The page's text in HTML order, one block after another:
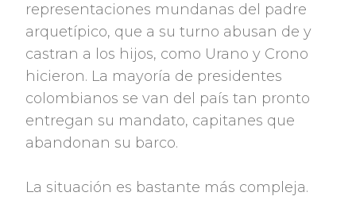
representaciones mundanas del padre
arquetípico, que a su turno abusan de y
castran a los hijos, como Urano y Crono
hicieron. La mayoría de presidentes
colombianos se van del país tan pronto
entregan su mandato, capitanes que
abandonan su barco.
La situación es bastante más compleja.